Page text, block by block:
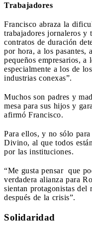
Trabajadores
Francisco abraza la
trabajadores jornaleros y
contratos de duración
por hora, a los pasantes,
pequeños empresarios, a
especialmente a los de
industrias conexas”.
Muchos son padres y
mesa para sus hijos y
afirmó Francisco.
Para ellos, y no sólo
Divino, al que todos
por las instituciones.
“Me gusta pensar que
verdadera alianza para
sientan protagonistas del
después de la crisis”.
Solidaridad